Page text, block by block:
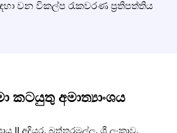
වන විකල්ප රැකවරණ ප්‍රතිපත්තිය
කටයුතු අමාත්‍යාංශය
II අදියර, බත්තරමුල්ල, ශ්‍රී ලංකාව.